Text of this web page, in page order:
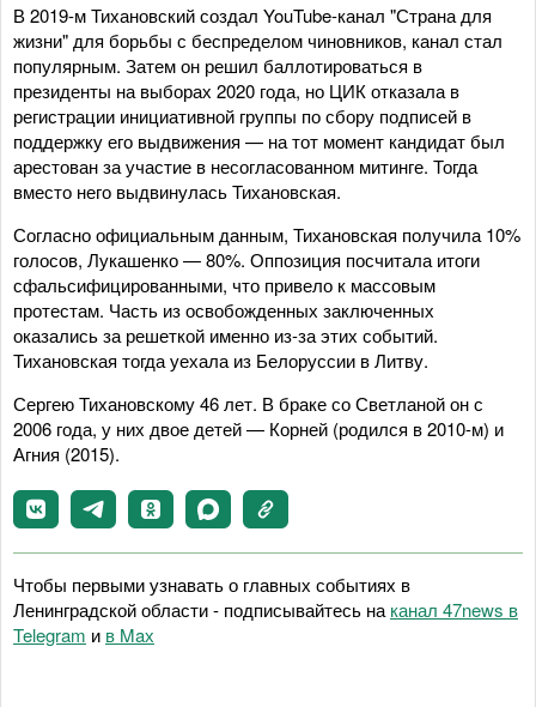
В 2019-м Тихановский создал YouTube-канал "Страна для
жизни" для борьбы с беспределом чиновников, канал стал
популярным. Затем он решил баллотироваться в
президенты на выборах 2020 года, но ЦИК отказала в
регистрации инициативной группы по сбору подписей в
поддержку его выдвижения — на тот момент кандидат был
арестован за участие в несогласованном митинге. Тогда
вместо него выдвинулась Тихановская.
Согласно официальным данным, Тихановская получила 10%
голосов, Лукашенко — 80%. Оппозиция посчитала итоги
сфальсифицированными, что привело к массовым
протестам. Часть из освобожденных заключенных
оказались за решеткой именно из-за этих событий.
Тихановская тогда уехала из Белоруссии в Литву.
Сергею Тихановскому 46 лет. В браке со Светланой он с
2006 года, у них двое детей — Корней (родился в 2010-м) и
Агния (2015).
Чтобы первыми узнавать о главных событиях в
Ленинградской области - подписывайтесь на канал 47news в
Telegram и в Maх